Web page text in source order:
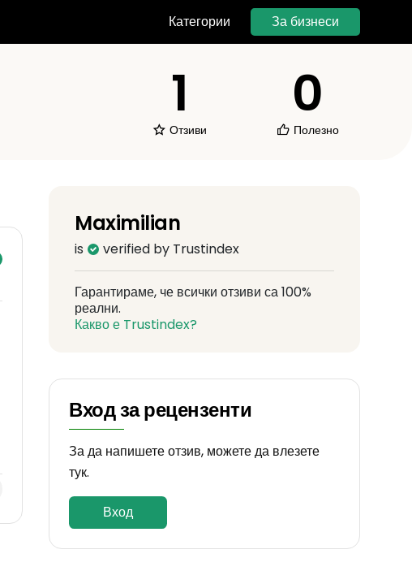
Категории За бизнеси
1
Отзиви
0
Полезно
Maximilian
is verified by Trustindex
Гарантираме, че всички отзиви са 100%
реални.
Какво е Trustindex?
Вход за рецензенти
За да напишете отзив, можете да влезете
тук.
Вход